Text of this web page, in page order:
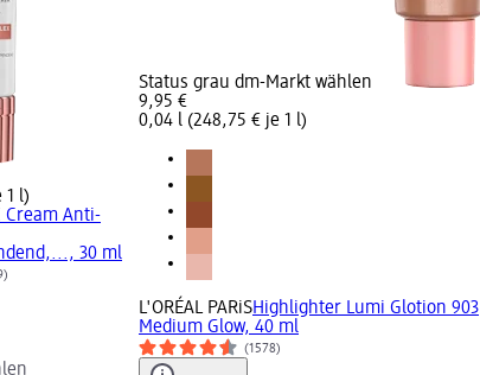
1 l)
Cream Anti-
30 ml
Status grau dm-Markt wählen
9,95 €
0,04 l (248,75 € je 1 l)
L'ORÉAL PARiSHighlighter Lumi Glotion 903
Medium Glow, 40 ml
(1578)